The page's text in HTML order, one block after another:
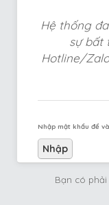
Hệ thống
sự bất
Hotline/Zalo:
Nhập mật khẩu để
Bạn có phải